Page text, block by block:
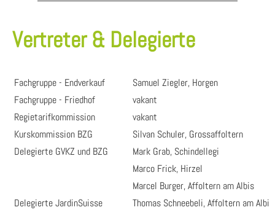
Vertreter & Delegierte
Fachgruppe - Endverkauf
Samuel Ziegler, Horgen
Fachgruppe - Friedhof
vakant
Regietarifkommission
vakant
Kurskommission BZG
Silvan Schuler, Grossaffoltern
Delegierte GVKZ und BZG
Mark Grab, Schindellegi
Marco Frick, Hirzel
Marcel Burger, Affoltern am Albis
Delegierte JardinSuisse
Thomas Schneebeli, Affoltern am Albis